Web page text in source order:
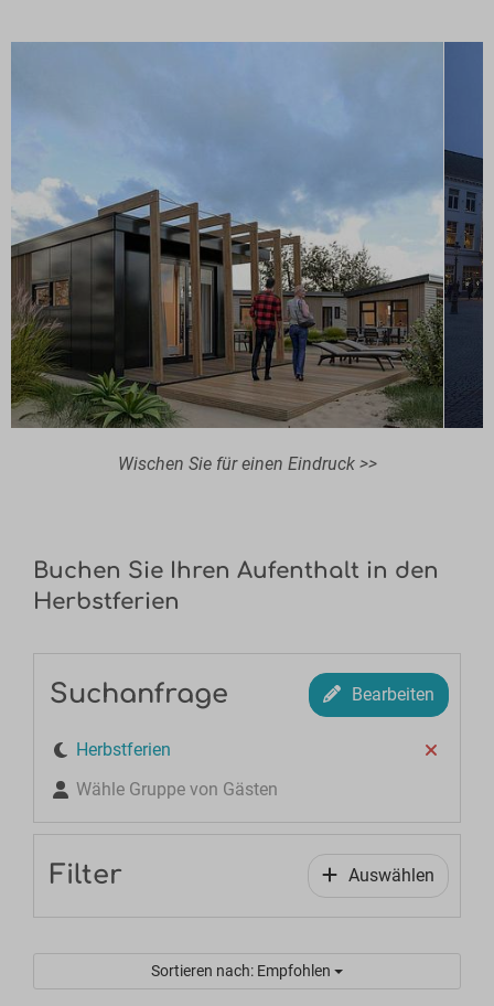
Wischen Sie für einen Eindruck >>
Buchen Sie Ihren Aufenthalt in den
Herbstferien
Suchanfrage Bearbeiten
Herbstferien
Wähle Gruppe von Gästen
Filter Auswählen
Sortieren nach: Empfohlen